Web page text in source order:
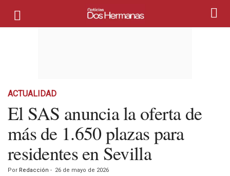
ACTUALIDAD
El SAS anuncia la oferta de
más de 1.650 plazas para
residentes en Sevilla
Por Redacción - 26 de mayo de 2026